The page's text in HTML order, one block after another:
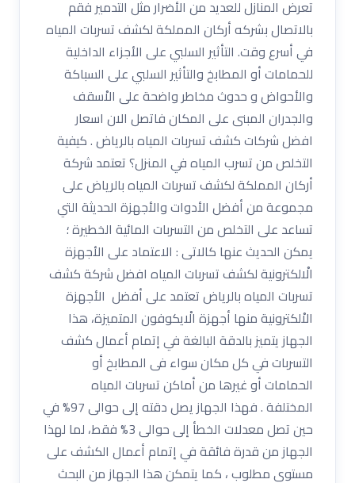
تعرض المنازل للعديد من الأضرار مثل التدمير فقم
بالاتصال بشركه أركان المملكة لكشف تسربات المياه
في أسرع وقت. التأثير السلبي على الأجزاء الداخلية
للحمامات أو المطابخ والتأثير السلبي على السباكة
والأحواض و حدوث مخاطر واضحة على الاْسقف
والجدران المبنى على المكان فاتصل الان اسعار
افضل شركات كشف تسربات المياه بالرياض . كيفية
التخلص من تسرب المياه في المنزل؟ تعتمد شركة
أركان المملكة لكشف تسربات المياه بالرياض على
مجموعة من أفضل الأدوات والأجهزة الحديثة التي
تساعد على التخلص من التسربات المائية الخطيرة ؛
يمكن الحديث عنها كالاتى : الاعتماد على الأجهزة
الْالكترونية لكشف تسربات المياه افضل شركة كشف
تسربات المياه بالرياض تعتمد على أفضل الأجهزة
الاْلكترونية منها أجهزة الْايكوفون المتميزة، هذا
الجهاز يتميز بالدقة البالغة في إتمام أعمال كشف
التسربات في كل مكان سواء فى المطابخ أو
الحمامات أو غيرها من أماكن تسربات المياه
المختلفة . فهذا الجهاز يصل دقته إلى حوالى 97% في
حين تصل معدلات الخطأ إلى حوالى 3% فقط، لما لهذا
الجهاز من قدرة فائقة في إتمام أعمال الكشف على
مستوى مطلوب ، كما يتمكن هذا الجهاز من البحث